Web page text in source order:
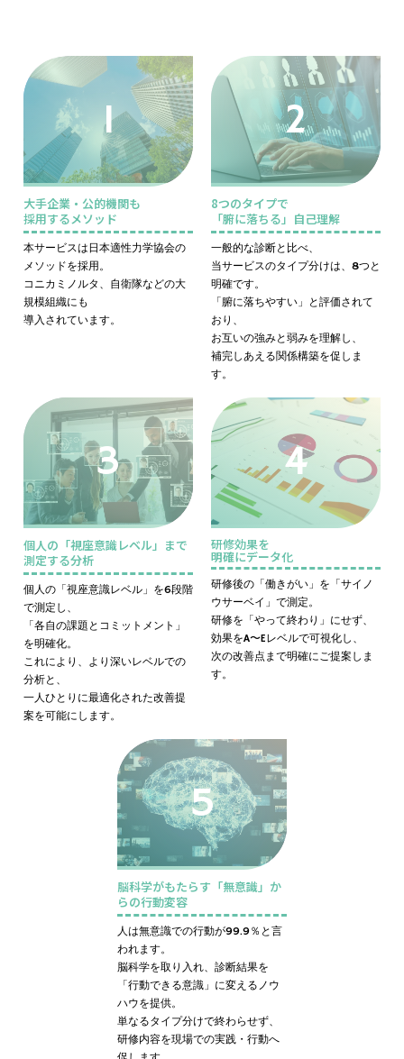
1
大手企業・公的機関も
採用するメソッド
本サービスは日本適性力学協会の
メソッドを採用。
コニカミノルタ、自衛隊などの大
規模組織にも
導入されています。
2
8つのタイプで
「腑に落ちる」自己理解
一般的な診断と比べ、
当サービスのタイプ分けは、8つと
明確です。
「腑に落ちやすい」と評価されて
おり、
お互いの強みと弱みを理解し、
補完しあえる関係構築を促しま
す。
3
個人の「視座意識レベル」まで
測定する分析
個人の「視座意識レベル」を6段階
で測定し、
「各自の課題とコミットメント」
を明確化。
これにより、より深いレベルでの
分析と、
一人ひとりに最適化された改善提
案を可能にします。
4
研修効果を
明確にデータ化
研修後の「働きがい」を「サイノ
ウサーベイ」で測定。
研修を「やって終わり」にせず、
効果をA〜Eレベルで可視化し、
次の改善点まで明確にご提案しま
す。
5
脳科学がもたらす「無意識」か
らの行動変容
人は無意識での行動が99.9％と言
われます。
脳科学を取り入れ、診断結果を
「行動できる意識」に変えるノウ
ハウを提供。
単なるタイプ分けで終わらせず、
研修内容を現場での実践・行動へ